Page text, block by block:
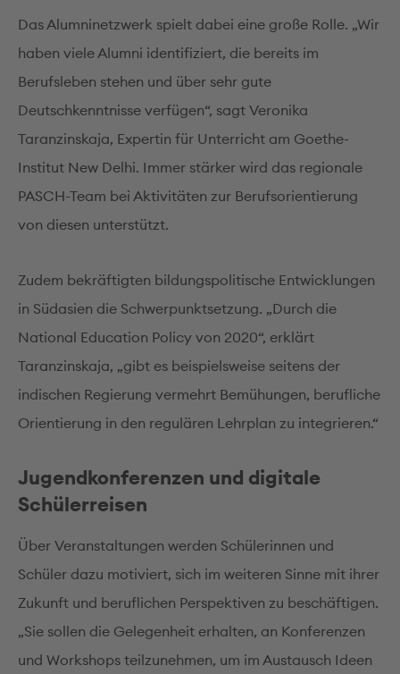
Das Alumninetzwerk spielt dabei eine große Rolle. „Wir
haben viele Alumni identifiziert, die bereits im
Berufsleben stehen und über sehr gute
Deutschkenntnisse verfügen“, sagt Veronika
Taranzinskaja, Expertin für Unterricht am Goethe-
Institut New Delhi. Immer stärker wird das regionale
PASCH-Team bei Aktivitäten zur Berufsorientierung
von diesen unterstützt.
Zudem bekräftigten bildungspolitische Entwicklungen
in Südasien die Schwerpunktsetzung. „Durch die
National Education Policy von 2020“, erklärt
Taranzinskaja, „gibt es beispielsweise seitens der
indischen Regierung vermehrt Bemühungen, berufliche
Orientierung in den regulären Lehrplan zu integrieren.“
Jugendkonferenzen und digitale
Schülerreisen
Über Veranstaltungen werden Schülerinnen und
Schüler dazu motiviert, sich im weiteren Sinne mit ihrer
Zukunft und beruflichen Perspektiven zu beschäftigen.
„Sie sollen die Gelegenheit erhalten, an Konferenzen
und Workshops teilzunehmen, um im Austausch Ideen